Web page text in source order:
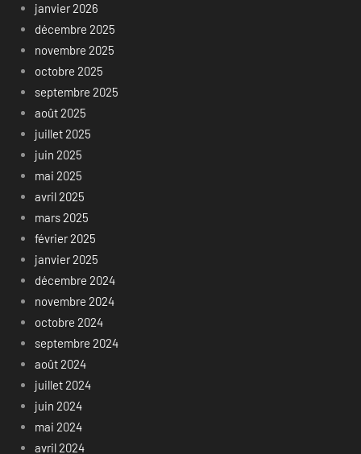
janvier 2026
décembre 2025
novembre 2025
octobre 2025
septembre 2025
août 2025
juillet 2025
juin 2025
mai 2025
avril 2025
mars 2025
février 2025
janvier 2025
décembre 2024
novembre 2024
octobre 2024
septembre 2024
août 2024
juillet 2024
juin 2024
mai 2024
avril 2024